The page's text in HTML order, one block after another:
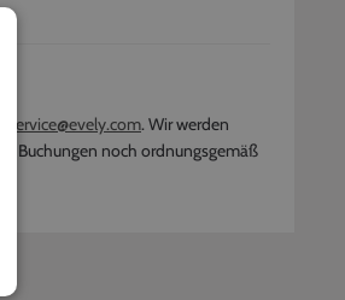
service@evely.com. Wir werden
Buchungen noch ordnungsgemäß